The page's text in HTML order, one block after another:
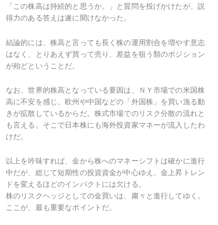
「この株高は持続的と思うか。」と質問を投げかけたが、説
得力のある答えは遂に聞けなかった。
結論的には、株高と言っても長く株の運用割合を増やす意志
はなく、とりあえず買って売り、差益を狙う類のポジション
が殆どということだ。
なお、世界的株高となっている要因は、ＮＹ市場での米国株
高に不安を感じ、欧州や中国などの「外国株」を買い漁る動
きが拡散しているからだ。株式市場でのリスク分散の流れと
も言える。そこで日本株にも海外投資家マネーが流入したわ
けだ。
以上を吟味すれば、金から株へのマネーシフトは確かに進行
中だが、総じて短期性の投資資金が中心ゆえ、金上昇トレン
ドを変えるほどのインパクトには欠ける。
株のリスクヘッジとしての金買いは、粛々と進行してゆく。
ここが、最も重要なポイントだ。